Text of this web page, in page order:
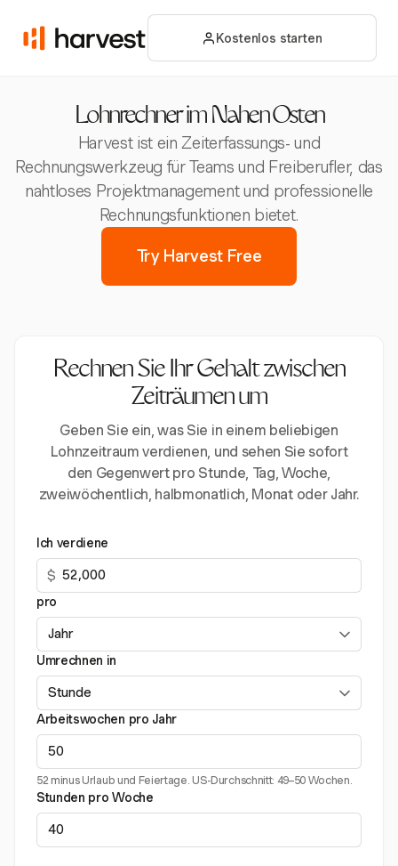
Kostenlos starten
Lohnrechner im Nahen Osten
Harvest ist ein Zeiterfassungs- und
Rechnungswerkzeug für Teams und Freiberufler, das
nahtloses Projektmanagement und professionelle
Rechnungsfunktionen bietet.
Try Harvest Free
Rechnen Sie Ihr Gehalt zwischen
Zeiträumen um
Geben Sie ein, was Sie in einem beliebigen
Lohnzeitraum verdienen, und sehen Sie sofort
den Gegenwert pro Stunde, Tag, Woche,
zweiwöchentlich, halbmonatlich, Monat oder Jahr.
Ich verdiene
$
pro
Umrechnen in
Arbeitswochen pro Jahr
52 minus Urlaub und Feiertage. US-Durchschnitt: 49–50 Wochen.
Stunden pro Woche